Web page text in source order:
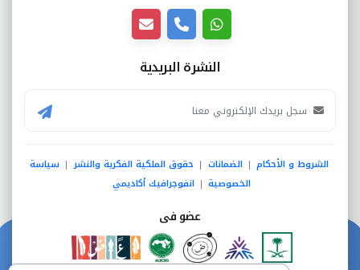
النشرة البريدية
الشروط و الأحكام | الضمانات | حقوق الملكية الفكرية والنشر | سياسة
الخصوصية | انفوجرافيك أكاديمي
عضو فى